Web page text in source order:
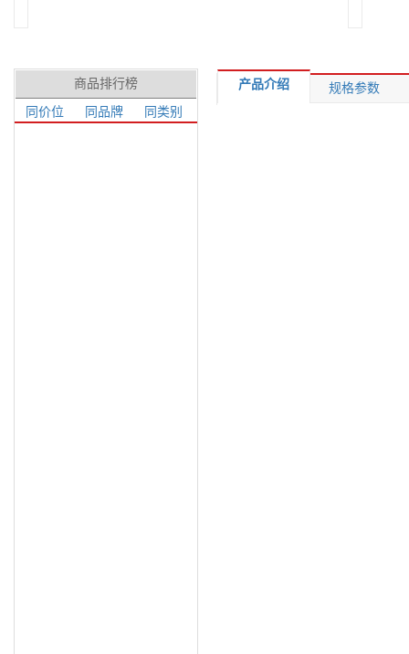
商品排行榜
同价位 同品牌 同类别
产品介绍 规格参数